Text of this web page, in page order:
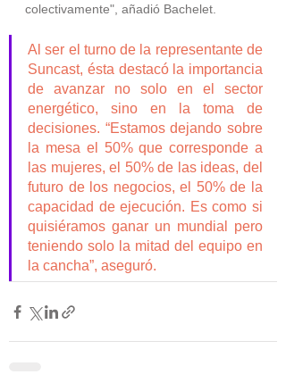
colectivamente", añadió Bachelet.
Al ser el turno de la representante de
Suncast, ésta destacó la importancia
de avanzar no solo en el sector
energético, sino en la toma de
decisiones. “Estamos dejando sobre
la mesa el 50% que corresponde a
las mujeres, el 50% de las ideas, del
futuro de los negocios, el 50% de la
capacidad de ejecución. Es como si
quisiéramos ganar un mundial pero
teniendo solo la mitad del equipo en
la cancha”, aseguró.